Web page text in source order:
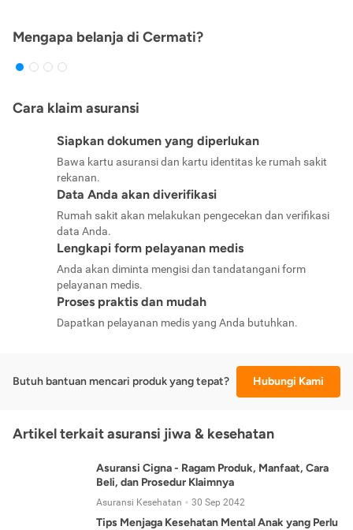
Mengapa belanja di Cermati?
Cara klaim asuransi
Siapkan dokumen yang diperlukan
Bawa kartu asuransi dan kartu identitas ke rumah sakit
rekanan.
Data Anda akan diverifikasi
Rumah sakit akan melakukan pengecekan dan verifikasi
data Anda.
Lengkapi form pelayanan medis
Anda akan diminta mengisi dan tandatangani form
pelayanan medis.
Proses praktis dan mudah
Dapatkan pelayanan medis yang Anda butuhkan.
Butuh bantuan mencari produk yang tepat? Hubungi Kami
Artikel terkait asuransi jiwa & kesehatan
Asuransi Cigna - Ragam Produk, Manfaat, Cara
Beli, dan Prosedur Klaimnya
Asuransi Kesehatan 30 Sep 2042
Tips Menjaga Kesehatan Mental Anak yang Perlu